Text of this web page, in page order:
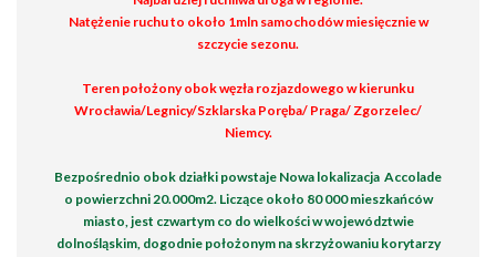
Natężenie ruchu to około 1mln samochodów miesięcznie w
szczycie sezonu.
Teren położony obok węzła rozjazdowego w kierunku
Wrocławia/Legnicy/Szklarska Poręba/ Praga/ Zgorzelec/
Niemcy.
Bezpośrednio obok działki powstaje Nowa lokalizacja Accolade
o powierzchni 20.000m2. Liczące około 80 000 mieszkańców
miasto, jest czwartym co do wielkości w województwie
dolnośląskim, dogodnie położonym na skrzyżowaniu korytarzy